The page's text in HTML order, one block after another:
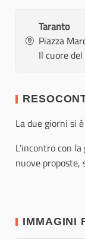
Taranto
Piazza
Il cuore
La due giorni si
L'incontro con
nuove proposte,
IMMAGINI